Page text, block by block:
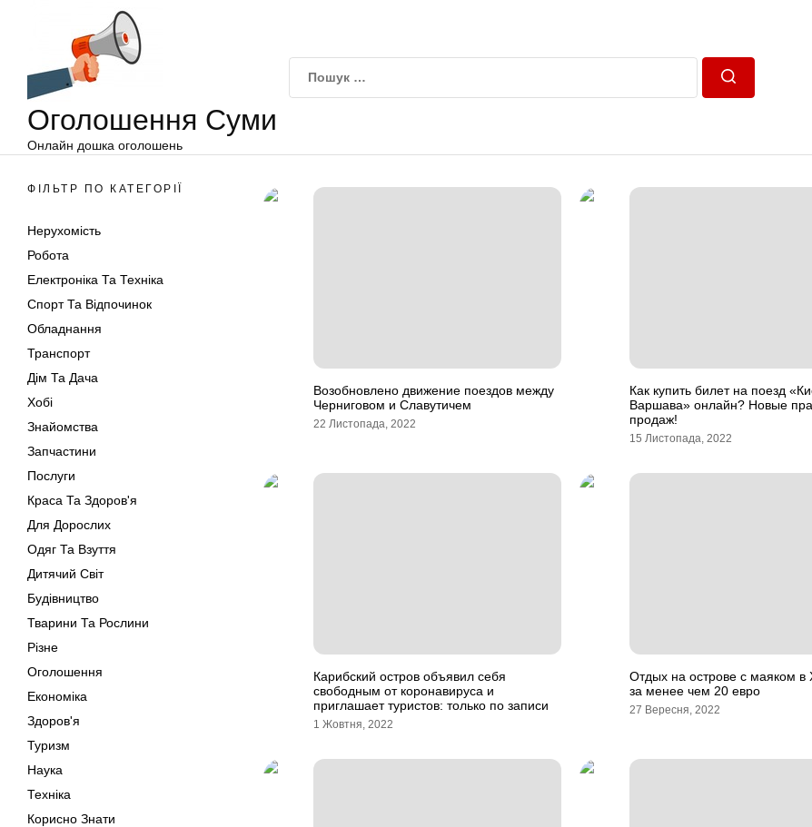
Оголошення Суми
Онлайн дошка оголошень
ФІЛЬТР ПО КАТЕГОРІЇ
Нерухомість
Робота
Електроніка Та Техніка
Спорт Та Відпочинок
Обладнання
Транспорт
Дім Та Дача
Хобі
Знайомства
Запчастини
Послуги
Краса Та Здоров'я
Для Дорослих
Одяг Та Взуття
Дитячий Світ
Будівництво
Тварини Та Рослини
Різне
Оголошення
Економіка
Здоров'я
Туризм
Наука
Техніка
Корисно Знати
Возобновлено движение поездов между
Черниговом и Славутичем
22 Листопада, 2022
Как купить билет на поезд
Варшава» онлайн? Новые
продаж!
15 Листопада, 2022
Карибский остров объявил себя
свободным от коронавируса и
приглашает туристов: только по записи
1 Жовтня, 2022
Отдых на острове с маяком в
за менее чем 20 евро
27 Вересня, 2022